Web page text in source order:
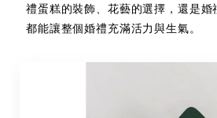
禮蛋糕的裝飾、花藝的選擇，還是婚
都能讓整個婚禮充滿活力與生氣。